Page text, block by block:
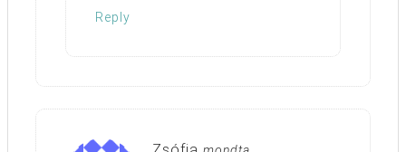
Reply